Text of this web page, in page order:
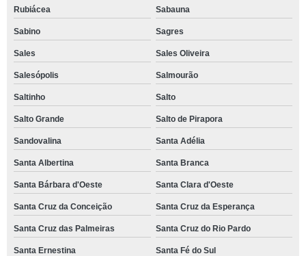
Rubiácea Sabauna
Sabino Sagres
Sales Sales Oliveira
Salesópolis Salmourão
Saltinho Salto
Salto Grande Salto de Pirapora
Sandovalina Santa Adélia
Santa Albertina Santa Branca
Santa Bárbara d'Oeste Santa Clara d'Oeste
Santa Cruz da Conceição Santa Cruz da Esperança
Santa Cruz das Palmeiras Santa Cruz do Rio Pardo
Santa Ernestina Santa Fé do Sul